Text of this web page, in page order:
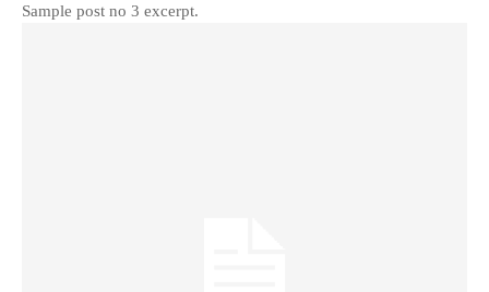
Sample post no 3 excerpt.